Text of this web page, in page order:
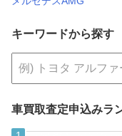
キーワードから探す
車買取査定申込みラ